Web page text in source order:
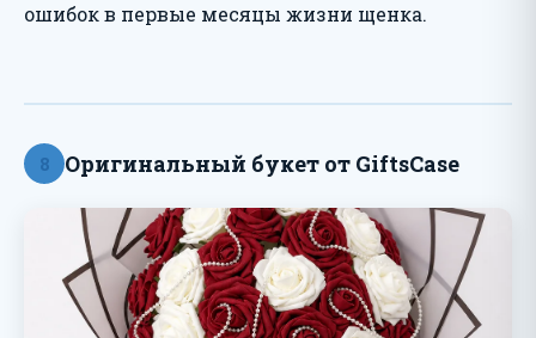
ошибок в первые месяцы жизни щенка.
8 Оригинальный букет от GiftsCase